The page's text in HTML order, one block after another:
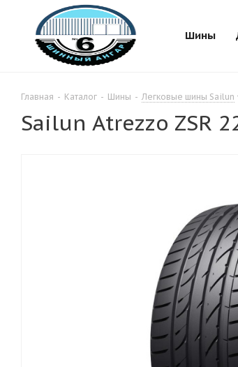
Шины
Главная - Каталог - Шины - Легковые шины Sailun
Sailun Atrezzo ZSR